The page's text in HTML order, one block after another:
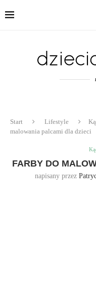
Start Lifestyle
malowania palcami dla dzieci
FARBY DO
napisany przez